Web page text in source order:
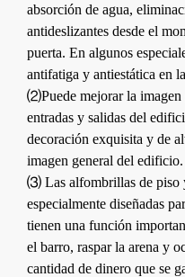
absorción de agua,
antideslizantes desde el
puerta. En algunos
antifatiga y antiestática en
⑵Puede mejorar la imagen
entradas y salidas del
decoración exquisita y de
imagen general del edificio.
⑶ Las alfombrillas de piso
especialmente diseñadas
tienen una función
el barro, raspar la arena y
cantidad de dinero que se